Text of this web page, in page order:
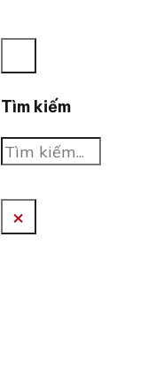
Tìm kiếm
Tìm
kiếm
×